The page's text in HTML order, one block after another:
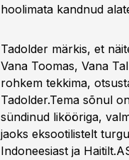
hoolimata kandnud
Tadolder märkis, et
Vana Toomas, Vana
rohkem tekkima,
Tadolder.Tema sõnul
sündinud likööriga,
jaoks eksootilistelt
Indoneesiast ja